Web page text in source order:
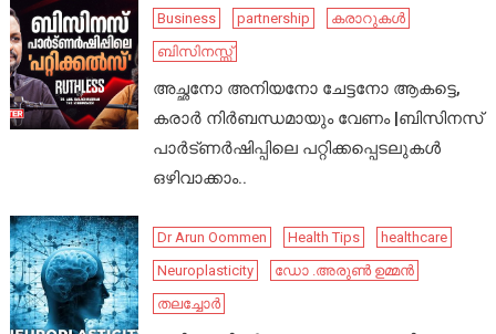
Business partnership
കരാറുകൾ
ബിസിനസ്സ്
അച്ഛനോ അനിയനോ ചേട്ടനോ ആകട്ടെ,
കരാർ നിർബന്ധമായും വേണം |ബിസിനസ്
പാർട്ണർഷിപ്പിലെ പറ്റിക്കപ്പെടലുകൾ
ഒഴിവാക്കാം..
Dr Arun Oommen Health Tips
healthcare
Neuroplasticity
ഡോ .അരുൺ ഉമ്മൻ
തലച്ചോർ